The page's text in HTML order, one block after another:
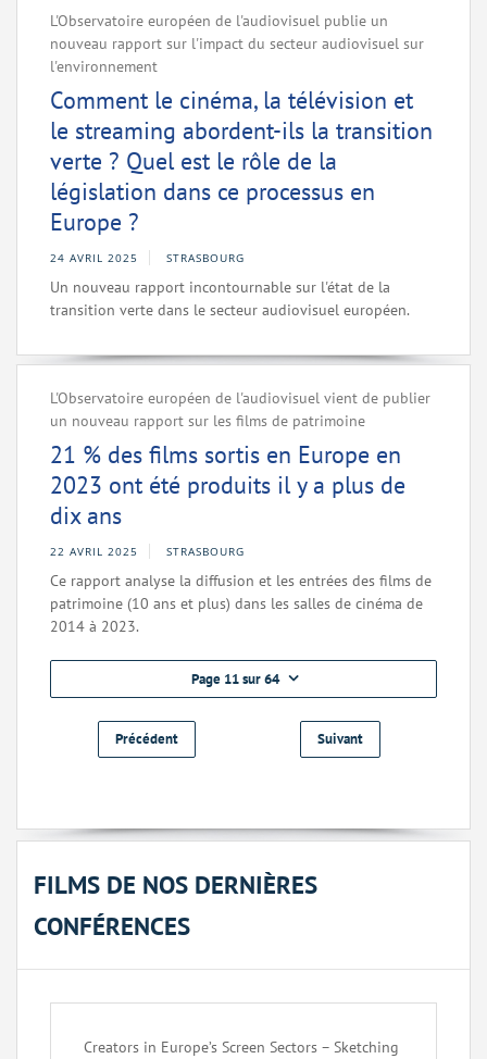
L'Observatoire européen de l'audiovisuel publie un
nouveau rapport sur l'impact du secteur audiovisuel sur
l'environnement
Comment le cinéma, la télévision et
le streaming abordent-ils la transition
verte ? Quel est le rôle de la
législation dans ce processus en
Europe ?
24 AVRIL 2025 STRASBOURG
Un nouveau rapport incontournable sur l'état de la
transition verte dans le secteur audiovisuel européen.
L'Observatoire européen de l'audiovisuel vient de publier
un nouveau rapport sur les films de patrimoine
21 % des films sortis en Europe en
2023 ont été produits il y a plus de
dix ans
22 AVRIL 2025 STRASBOURG
Ce rapport analyse la diffusion et les entrées des films de
patrimoine (10 ans et plus) dans les salles de cinéma de
2014 à 2023.
Page 11 sur 64
Précédent Suivant
FILMS DE NOS DERNIÈRES
CONFÉRENCES
Creators in Europe’s Screen Sectors – Sketching